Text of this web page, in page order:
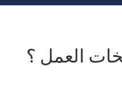
العمل ؟